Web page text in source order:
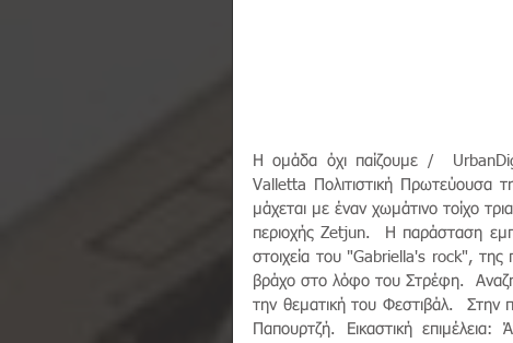
Η ομάδα όχι παίζουμε /
Valletta Πολιτιστική Πρωτεύουσα
μάχεται με έναν χωμάτινο τοίχο
περιοχής Zetjun.  Η παράσταση
στοιχεία του "Gabriella's rock", της
βράχο στο λόφο του Στρέφη.
την θεματική του Φεστιβάλ.
Παπουρτζή. Εικαστική